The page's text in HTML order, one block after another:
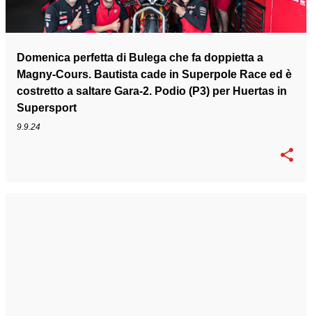
Domenica perfetta di Bulega che fa doppietta a
Magny-Cours. Bautista cade in Superpole Race ed è
costretto a saltare Gara-2. Podio (P3) per Huertas in
Supersport
9.9.24